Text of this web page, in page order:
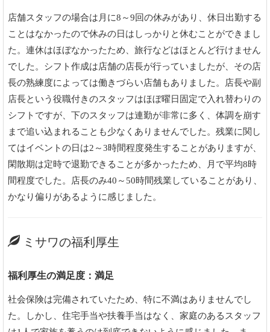
店舗スタッフの場合は月に8～9回の休みがあり、休日出勤する
ことはなかったので休みの日はしっかりと休むことができまし
た。連休はほぼなかったため、旅行などはほとんど行けません
でした。シフト作成は店舗の店長が行っていましたが、その店
長の熟練度によっては働きづらい店舗もありました。店長や副
店長という役職付きのスタッフはほぼ曜日固定で入れ替わりの
シフトですが、下のスタッフは連勤が非常に多く、体調を崩す
まで追い込まれることも少なくありませんでした。残業に関し
てはイベントの日は2～3時間程度発生することがありますが、
閑散期は定時で退勤できることが多かったため、月で平均8時
間程度でした。店長のみ40～50時間残業していることがあり、
かなり偏りがあるように感じました。
ミサワの福利厚生
福利厚生の満足度：満足
社会保険は完備されていたため、特に不満はありませんでし
た。しかし、住宅手当や扶養手当はなく、家庭のあるスタッフ